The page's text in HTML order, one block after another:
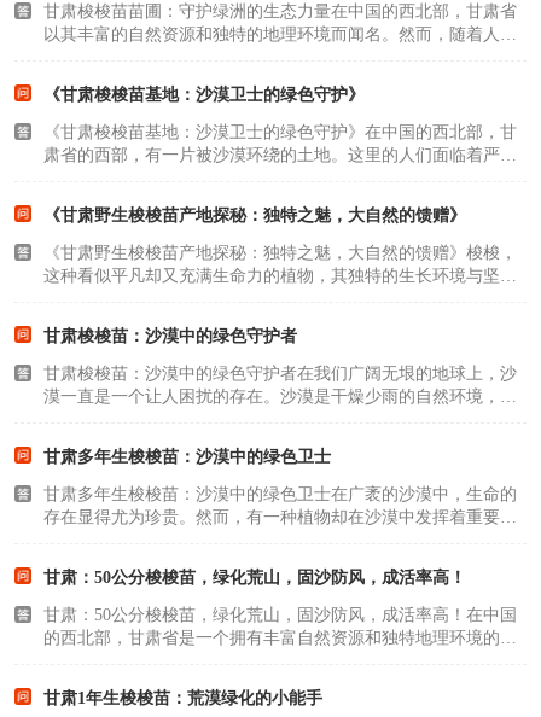
甘肃梭梭苗苗圃：守护绿洲的生态力量在中国的西北部，甘肃省
以其丰富的自然资源和独特的地理环境而闻名。然而，随着人类
量。一、什么是梭..
《甘肃梭梭苗基地：沙漠卫士的绿色守护》
《甘肃梭梭苗基地：沙漠卫士的绿色守护》在中国的西北部，甘
肃省的西部，有一片被沙漠环绕的土地。这里的人们面临着严重
这里的人民和他..
《甘肃野生梭梭苗产地探秘：独特之魅，大自然的馈赠》
《甘肃野生梭梭苗产地探秘：独特之魅，大自然的馈赠》梭梭，
这种看似平凡却又充满生命力的植物，其独特的生长环境与坚韧
境梭梭是一种耐..
甘肃梭梭苗：沙漠中的绿色守护者
甘肃梭梭苗：沙漠中的绿色守护者在我们广阔无垠的地球上，沙
漠一直是一个让人困扰的存在。沙漠是干燥少雨的自然环境，严
是其中之一。一..
甘肃多年生梭梭苗：沙漠中的绿色卫士
甘肃多年生梭梭苗：沙漠中的绿色卫士在广袤的沙漠中，生命的
存在显得尤为珍贵。然而，有一种植物却在沙漠中发挥着重要的
的作用。本文将..
甘肃：50公分梭梭苗，绿化荒山，固沙防风，成活率高！
甘肃：50公分梭梭苗，绿化荒山，固沙防风，成活率高！在中国
的西北部，甘肃省是一个拥有丰富自然资源和独特地理环境的省
苗的种植，以绿..
甘肃1年生梭梭苗：荒漠绿化的小能手